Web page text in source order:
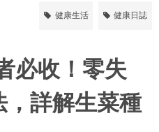
健康生活 健康日誌
必收！零失
詳解生菜種